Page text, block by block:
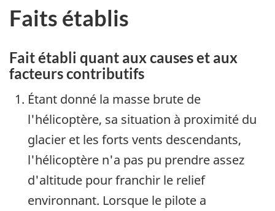
Faits établis
Fait établi quant aux causes et aux
facteurs contributifs
Étant donné la masse brute de
l'hélicoptère, sa situation à proximité du
glacier et les forts vents descendants,
l'hélicoptère n'a pas pu prendre assez
d'altitude pour franchir le relief
environnant. Lorsque le pilote a